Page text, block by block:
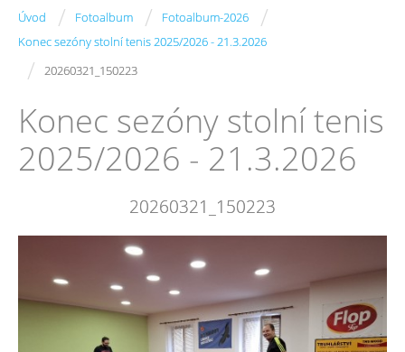
Úvod / Fotoalbum / Fotoalbum-2026 /
Konec sezóny stolní tenis 2025/2026 - 21.3.2026
/ 20260321_150223
Konec sezóny stolní tenis
2025/2026 - 21.3.2026
20260321_150223